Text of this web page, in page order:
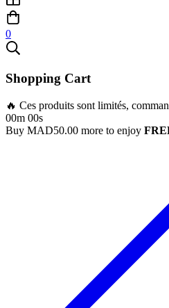
0
Shopping Cart
🔥 Ces produits sont limités,
00m 00s
Buy MAD50.00 more to enjoy